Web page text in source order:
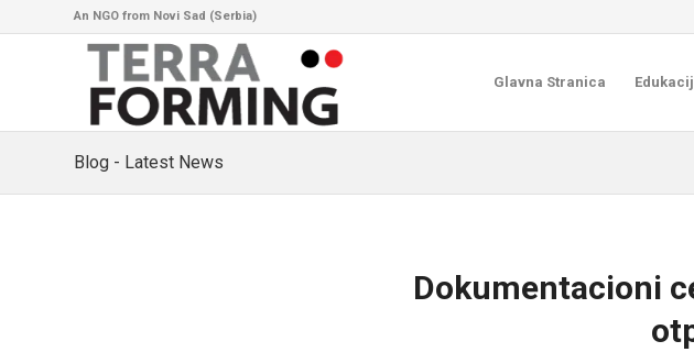
An NGO from Novi Sad (Serbia)
Glavna Stranica
Blog - Latest News
Dokumentacioni